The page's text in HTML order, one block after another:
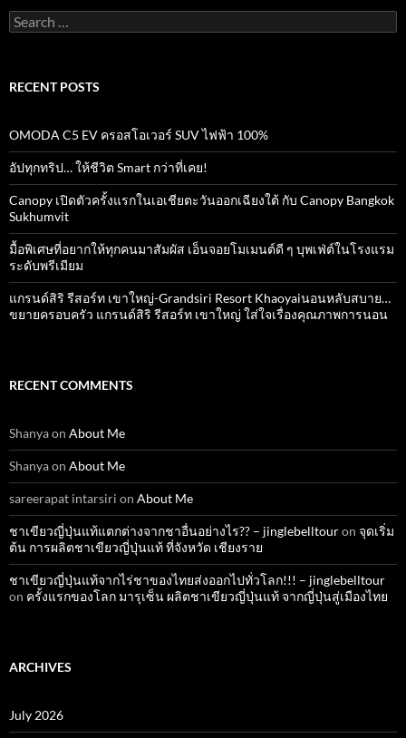
Search
for:
RECENT POSTS
OMODA C5 EV ครอสโอเวอร์ SUV ไฟฟ้า 100%
อัปทุกทริป… ให้ชีวิต Smart กว่าที่เคย!
Canopy เปิดตัวครั้งแรกในเอเชียตะวันออกเฉียงใต้ กับ Canopy Bangkok
Sukhumvit
มื้อพิเศษที่อยากให้ทุกคนมาสัมผัส เอ็นจอยโมเมนต์ดี ๆ บุพเฟ่ต์ในโรงแรม
ระดับพรีเมียม
แกรนด์สิริ​ รีสอร์ท​ เขาใหญ่​-Grandsiri​ Resort​ Khaoyaiนอนหลับสบาย…
ขยายครอบครัว แกรนด์สิริ รีสอร์ท เขาใหญ่ ใส่ใจเรื่องคุณภาพการนอน
RECENT COMMENTS
Shanyaon About Me
Shanyaon About Me
sareerapat intarsiri on About Me
ชาเขียวญี่ปุ่นแท้แตกต่างจากชาอื่นอย่างไร?? – jinglebelltouron จุดเริ่ม
ต้น การผลิตชาเขียวญี่ปุ่นแท้ ที่จังหวัด เชียงราย
ชาเขียวญี่ปุ่นแท้จากไร่ชาของไทยส่งออกไปทั่วโลก!!! – jinglebelltour
on ครั้งแรกของโลก มารุเซ็น ผลิตชาเขียวญี่ปุ่นแท้ จากญี่ปุ่นสู่เมืองไทย
ARCHIVES
July 2026